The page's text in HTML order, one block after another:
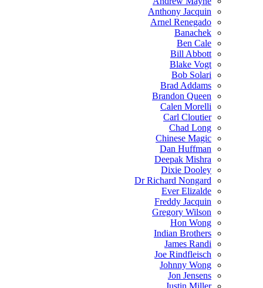
Anthony Jacquin
Arnel Renegado
Banachek
Ben Cale
Bill Abbott
Blake Vogt
Bob Solari
Brad Addams
Brandon Queen
Calen Morelli
Carl Cloutier
Chad Long
Chinese Magic
Dan Huffman
Deepak Mishra
Dixie Dooley
Dr Richard Nongard
Ever Elizalde
Freddy Jacquin
Gregory Wilson
Hon Wong
Indian Brothers
James Randi
Joe Rindfleisch
Johnny Wong
Jon Jensens
Justin Miller